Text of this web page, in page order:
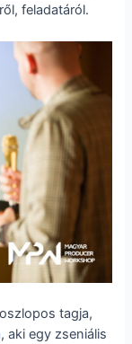
feladatáról.
oszlopos tagja,
aki egy zseniális